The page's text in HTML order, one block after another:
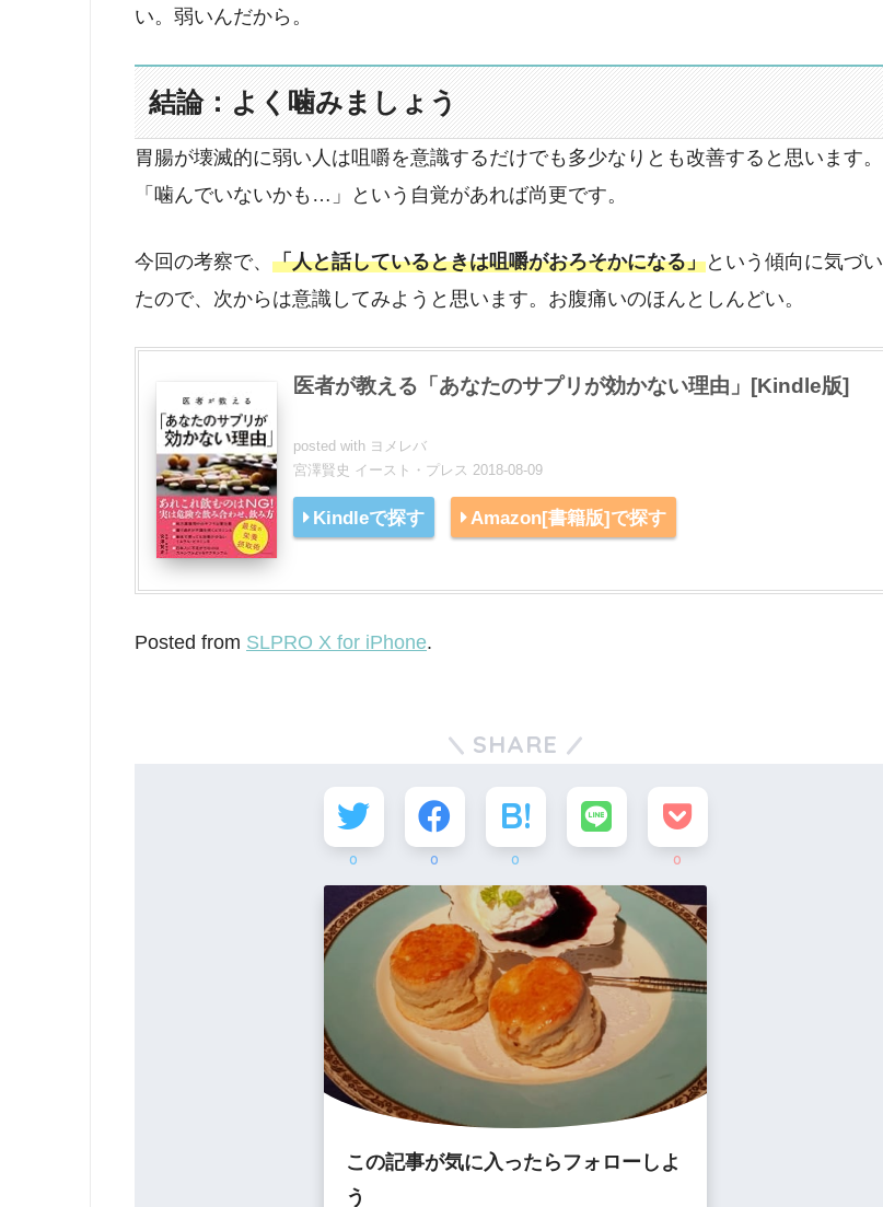
い。弱いんだから。
結論：よく噛みましょう
胃腸が壊滅的に弱い人は咀嚼を意識するだけでも多少なりとも改善すると思います。
「噛んでいないかも…」という自覚があれば尚更です。
今回の考察で、 「人と話しているときは咀嚼がおろそかになる」という傾向に気づい
たので、次からは意識してみようと思います。お腹痛いのほんとしんどい。
医者が教える「あなたのサプリが効かない理由」[Kindle版]
posted with ヨメレバ
宮澤賢史 イースト・プレス 2018-08-09
Kindleで探す Amazon[書籍版]で探す
Posted from SLPRO X for iPhone.
SHARE
0 0 0 0
この記事が気に入ったらフォローしよ
う